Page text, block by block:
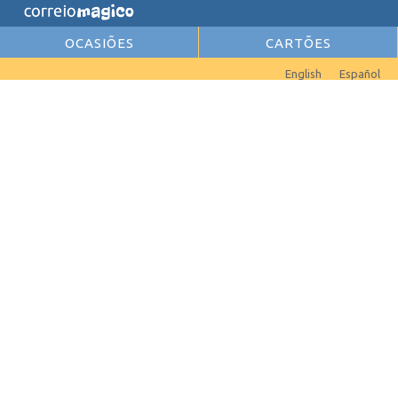
OCASIÕES CARTÕES
Español
English